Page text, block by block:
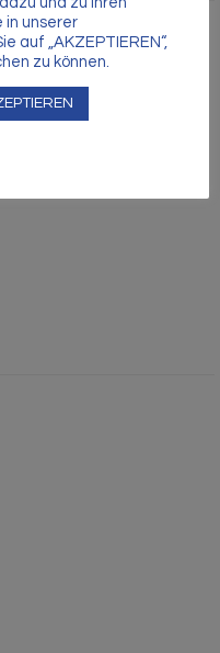
in unserer
auf „AKZEPTIEREN“,
zu können.